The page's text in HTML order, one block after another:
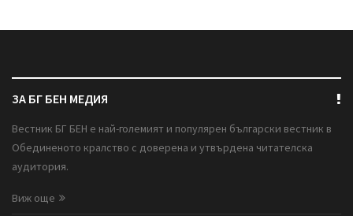
ЗА БГ БЕН МЕДИЯ
Вестник БГ БЕН е най-големият и популярен български вестник в
Обединеното кралство с доверена и утвърдена читателска
аудитория.
Виж още